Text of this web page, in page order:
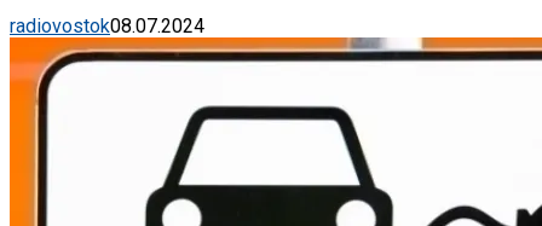
radiovostok08.07.2024